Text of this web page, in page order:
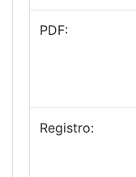
PDF:
Registro: